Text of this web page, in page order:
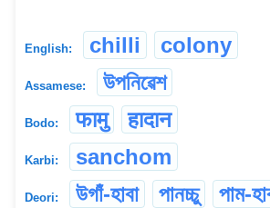
English: chilli colony
Assamese: উপনিৱেশ
Bodo: फामु हादान
Karbi: sanchom
Deori: উগাঁ-হাবা পানচ্চু পাম-